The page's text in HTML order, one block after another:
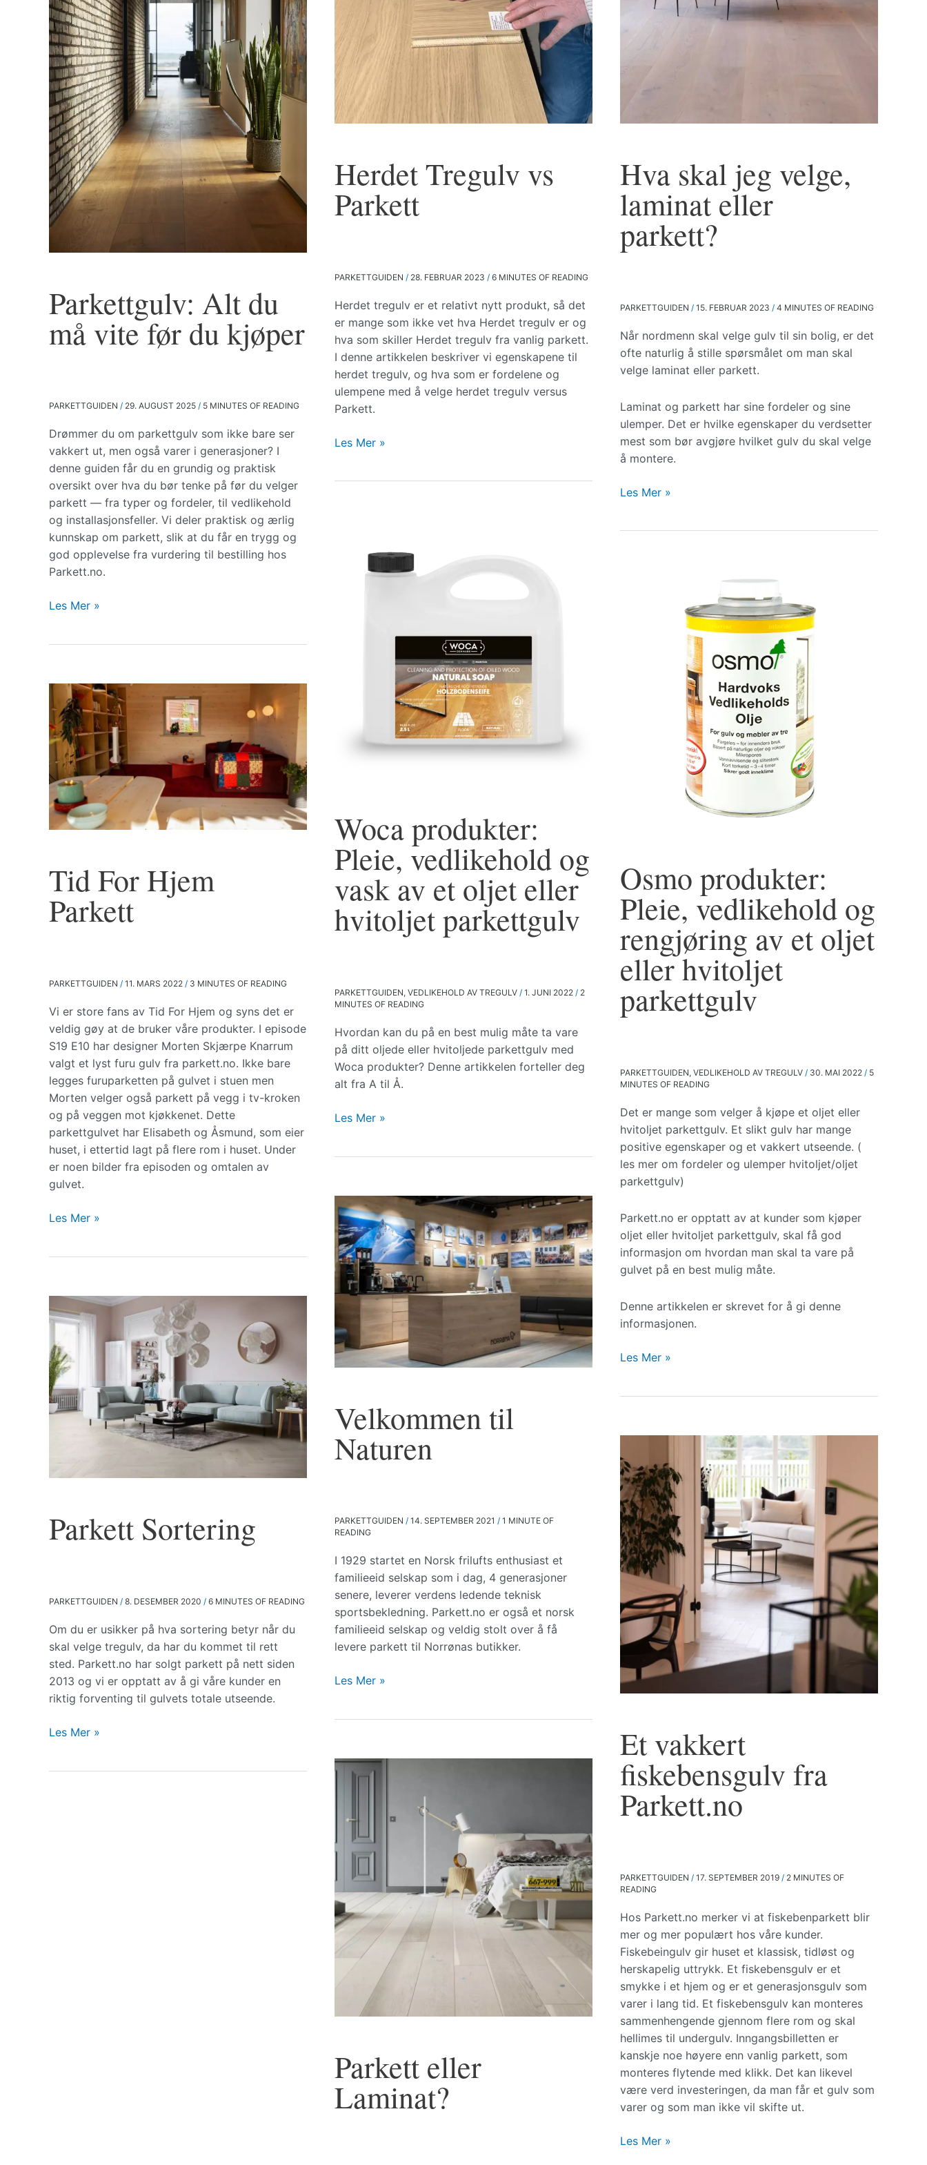
Parkettgulv: Alt du
må vite før du kjøper
PARKETTGUIDEN / 29. AUGUST 2025/ 5 MINUTES OF READING
Drømmer du om parkettgulv som ikke bare ser
vakkert ut, men også varer i generasjoner? I
denne guiden får du en grundig og praktisk
oversikt over hva du bør tenke på før du velger
parkett — fra typer og fordeler, til vedlikehold
og installasjonsfeller. Vi deler praktisk og ærlig
kunnskap om parkett, slik at du får en trygg og
god opplevelse fra vurdering til bestilling hos
Parkett.no.
Parkettgulv:
du
kjøper
Les Mer »
Herdet Tregulv vs
Parkett
PARKETTGUIDEN / 28. FEBRUAR 2023 /6 MINUTES OF READING
Herdet tregulv er et relativt nytt produkt, så det
er mange som ikke vet hva Herdet tregulv er og
hva som skiller Herdet tregulv fra vanlig parkett.
I denne artikkelen beskriver vi egenskapene til
herdet tregulv, og hva som er fordelene og
ulempene med å velge herdet tregulv versus
Parkett.
Herdet
Les Mer »
Hva skal jeg velge,
laminat eller
parkett?
PARKETTGUIDEN / 15. FEBRUAR 2023 / 4 MINUTES OF READING
Når nordmenn skal velge gulv til sin bolig, er det
ofte naturlig å stille spørsmålet om man skal
velge laminat eller parkett.
Laminat og parkett har sine fordeler og sine
ulemper. Det er hvilke egenskaper du verdsetter
mest som bør avgjøre hvilket gulv du skal velge
å montere.
Hva
Les Mer »
Woca produkter:
Pleie, vedlikehold og
vask av et oljet eller
hvitoljet parkettgulv
PARKETTGUIDEN,VEDLIKEHOLD AV TREGULV /1. JUNI 2022/ 2
MINUTES OF READING
Hvordan kan du på en best mulig måte ta vare
på ditt oljede eller hvitoljede parkettgulv med
Woca produkter? Denne artikkelen forteller deg
alt fra A til Å.
Woca
vask
av
et
oljet
eller
hvitoljet
parkettgulv
Les Mer »
Osmo produkter:
Pleie, vedlikehold og
rengjøring av et oljet
eller hvitoljet
parkettgulv
PARKETTGUIDEN, VEDLIKEHOLD AV TREGULV/ 30. MAI 2022 / 5
MINUTES OF READING
Det er mange som velger å kjøpe et oljet eller
hvitoljet parkettgulv. Et slikt gulv har mange
positive egenskaper og et vakkert utseende. (
les mer om fordeler og ulemper hvitoljet/oljet
parkettgulv)
Parkett.no er opptatt av at kunder som kjøper
oljet eller hvitoljet parkettgulv, skal få god
informasjon om hvordan man skal ta vare på
gulvet på en best mulig måte.
Denne artikkelen er skrevet for å gi denne
informasjonen.
Osmo
av
et
oljet
eller
hvitoljet
parkettgulv
Les Mer »
Tid For Hjem
Parkett
PARKETTGUIDEN /11. MARS 2022/ 3 MINUTES OF READING
Vi er store fans av Tid For Hjem og syns det er
veldig gøy at de bruker våre produkter. I episode
S19 E10 har designer Morten Skjærpe Knarrum
valgt et lyst furu gulv fra parkett.no. Ikke bare
legges furuparketten på gulvet i stuen men
Morten velger også parkett på vegg i tv-kroken
og på veggen mot kjøkkenet. Dette
parkettgulvet har Elisabeth og Åsmund, som eier
huset, i ettertid lagt på flere rom i huset. Under
er noen bilder fra episoden og omtalen av
gulvet.
Tid
Les Mer »
Velkommen til
Naturen
PARKETTGUIDEN /14. SEPTEMBER 2021/1 MINUTE OF
READING
I 1929 startet en Norsk frilufts enthusiast et
familieeid selskap som i dag, 4 generasjoner
senere, leverer verdens ledende teknisk
sportsbekledning. Parkett.no er også et norsk
familieeid selskap og veldig stolt over å få
levere parkett til Norrønas butikker.
Velkommen
Les Mer »
Parkett Sortering
PARKETTGUIDEN /8. DESEMBER 2020/6 MINUTES OF READING
Om du er usikker på hva sortering betyr når du
skal velge tregulv, da har du kommet til rett
sted. Parkett.no har solgt parkett på nett siden
2013 og vi er opptatt av å gi våre kunder en
riktig forventing til gulvets totale utseende.
Parkett
Les Mer » Et vakkert
fiskebensgulv fra
Parkett.no
PARKETTGUIDEN / 17. SEPTEMBER 2019 / 2 MINUTES OF
READING
Hos Parkett.no merker vi at fiskebenparkett blir
mer og mer populært hos våre kunder.
Fiskebeingulv gir huset et klassisk, tidløst og
herskapelig uttrykk. Et fiskebensgulv er et
smykke i et hjem og er et generasjonsgulv som
varer i lang tid. Et fiskebensgulv kan monteres
sammenhengende gjennom flere rom og skal
hellimes til undergulv. Inngangsbilletten er
kanskje noe høyere enn vanlig parkett, som
monteres flytende med klikk. Det kan likevel
være verd investeringen, da man får et gulv som
varer og som man ikke vil skifte ut.
Et
Les Mer »
Parkett eller
Laminat?